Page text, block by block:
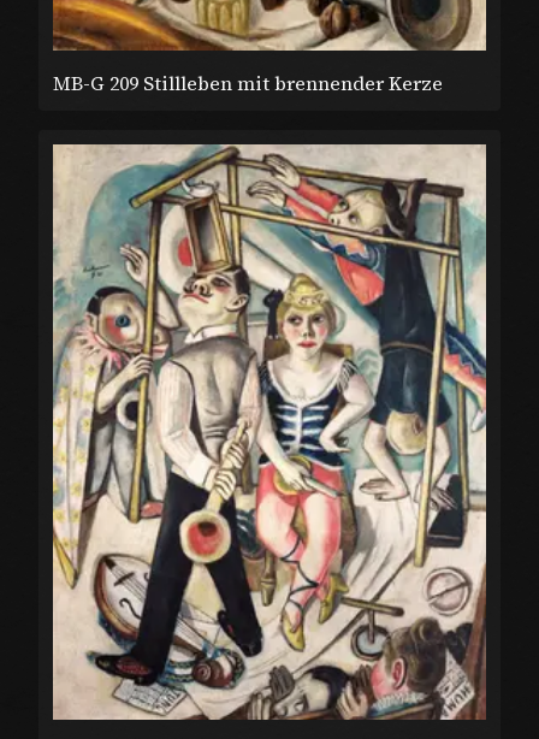
MB-G 209 Stillleben mit brennender Kerze